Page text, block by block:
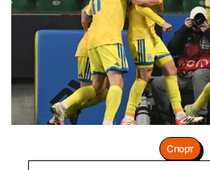
Спорт